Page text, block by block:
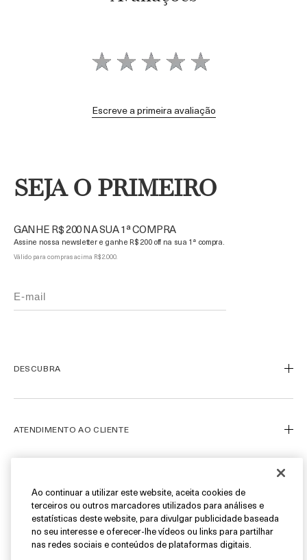
Escreve a primeira avaliação
SEJA O PRIMEIRO
GANHE R$ 200 NA SUA 1ª COMPRA
Assine nossa newsletter e ganhe R$ 200 off na sua 1ª compra.
Válido para compras acima R$ 2.000.
DESCUBRA
Nossa Arte
Ofertas
ATENDIMENTO AO CLIENTE
Fale Conosco
Personal Shopper
Cancelamentos & Devoluções
Encontre uma Boutique/SPA
SIGA-NOS
Instagram
Facebook
Ao continuar a utilizar este website, aceita cookies de
terceiros ou outros marcadores utilizados para análises e
estatísticas deste website, para divulgar publicidade baseada
no seu interesse e oferecer-lhe vídeos ou links para partilhar
nas redes sociais e conteúdos de plataformas digitais.